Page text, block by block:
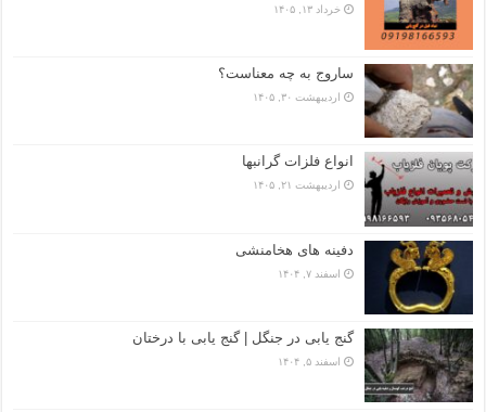
خرداد ۱۳, ۱۴۰۵
ساروج به چه معناست؟
اردیبهشت ۳۰, ۱۴۰۵
انواع فلزات گرانبها
اردیبهشت ۲۱, ۱۴۰۵
دفینه های هخامنشی
اسفند ۷, ۱۴۰۴
گنج یابی در جنگل | گنج یابی با درختان
اسفند ۵, ۱۴۰۴